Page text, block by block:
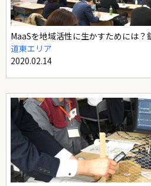
MaaSを地域活性に生かすためには
道東エリア
2020.02.14